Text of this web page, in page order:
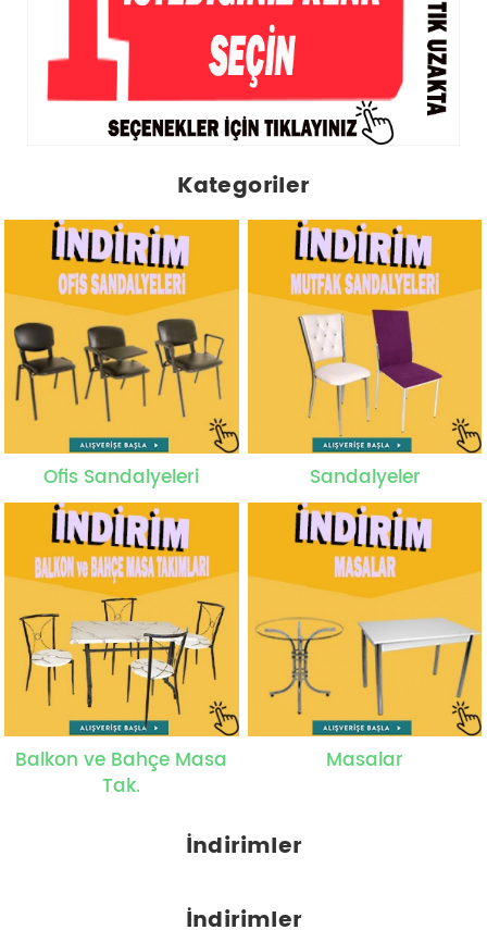
Kategoriler
Ofis Sandalyeleri Sandalyeler
Balkon ve Bahçe Masa
Tak.
Masalar
İndirimler
İndirimler